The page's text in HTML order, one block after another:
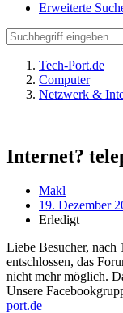
Erweiterte
Tech-Port.de
Computer
Netzwerk &
Internet?
Makl
19. Dezember
Erledigt
Liebe Besucher, nach
entschlossen, das
nicht mehr möglich.
Unsere
port.de